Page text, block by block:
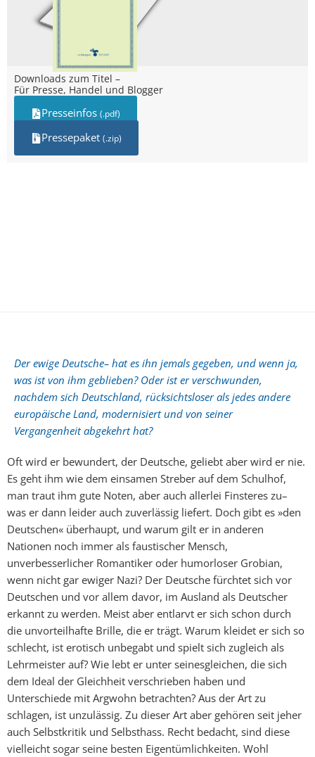
Downloads zum Titel –
Für Presse, Handel und Blogger
Presseinfos (.pdf)
Pressepaket (.zip)
Der ewige Deutsche– hat es ihn jemals gegeben, und wenn ja,
was ist von ihm geblieben? Oder ist er verschwunden,
nachdem sich Deutschland, rücksichtsloser als jedes andere
europäische Land, modernisiert und von seiner
Vergangenheit abgekehrt hat?
Oft wird er bewundert, der Deutsche, geliebt aber wird er nie.
Es geht ihm wie dem einsamen Streber auf dem Schulhof,
man traut ihm gute Noten, aber auch allerlei Finsteres zu–
was er dann leider auch zuverlässig liefert. Doch gibt es »den
Deutschen« überhaupt, und warum gilt er in anderen
Nationen noch immer als faustischer Mensch,
unverbesserlicher Romantiker oder humorloser Grobian,
wenn nicht gar ewiger Nazi? Der Deutsche fürchtet sich vor
Deutschen und vor allem davor, im Ausland als Deutscher
erkannt zu werden. Meist aber entlarvt er sich schon durch
die unvorteilhafte Brille, die er trägt. Warum kleidet er sich so
schlecht, ist erotisch unbegabt und spielt sich zugleich als
Lehrmeister auf? Wie lebt er unter seinesgleichen, die sich
dem Ideal der Gleichheit verschrieben haben und
Unterschiede mit Argwohn betrachten? Aus der Art zu
schlagen, ist unzulässig. Zu dieser Art aber gehören seit jeher
auch Selbstkritik und Selbsthass. Recht bedacht, sind diese
vielleicht sogar seine besten Eigentümlichkeiten. Wohl